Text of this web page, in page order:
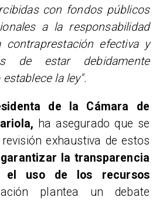
con fondos públicos
a la responsabilidad
efectiva y
de estar debidamente
la ley".
de la Cámara de
ha asegurado que se
exhaustiva de estos
la transparencia
uso de los recursos
plantea un debate